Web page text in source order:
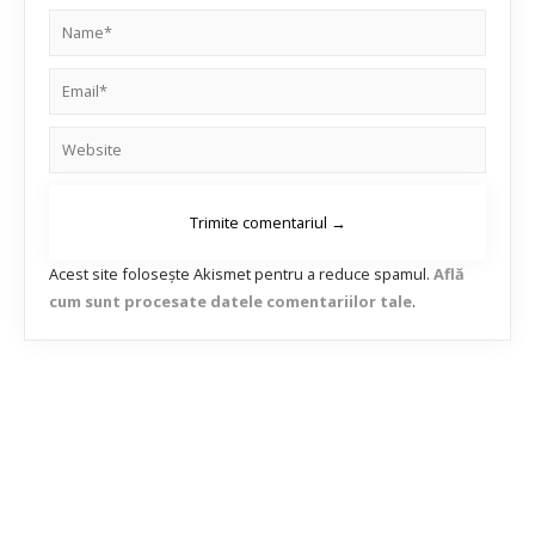
Acest site folosește Akismet pentru a reduce spamul. Află
cum sunt procesate datele comentariilor tale.